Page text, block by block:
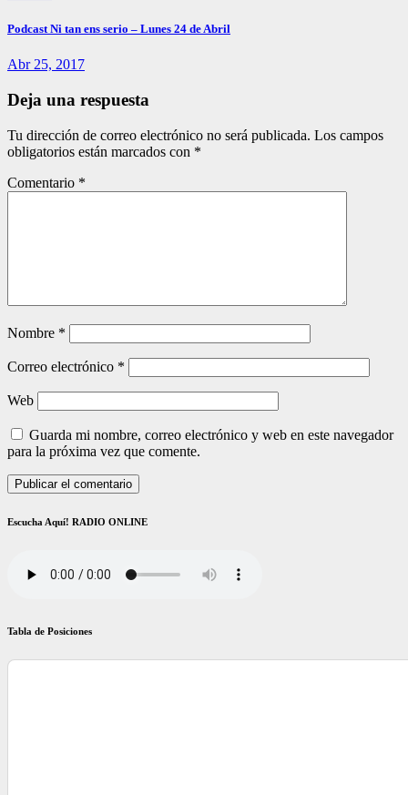
Podcast Ni tan ens serio – Lunes 24 de Abril
Abr 25, 2017
Deja una respuesta
Tu dirección de correo electrónico no será publicada. Los campos
obligatorios están marcados con *
Comentario *
Nombre *
Correo electrónico *
Web
Guarda mi nombre, correo electrónico y web en este navegador
para la próxima vez que comente.
Escucha Aquí! RADIO ONLINE
Tabla de Posiciones